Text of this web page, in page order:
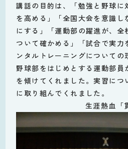
講話の目的は、「勉強と野球に
を高める」「全国大会を意識し
にする」「運動部の躍進が、全
ついて確かめる」「試合で実力
ンタルトレーニングについての
野球部をはじめとする運動部員
を傾けてくれました。実習につ
に取り組んでくれました。
生涯熱血「